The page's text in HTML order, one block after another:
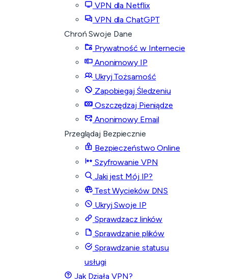
VPN dla Netflix
VPN dla ChatGPT
Chroń Swoje Dane
Prywatność w Internecie
Anonimowy IP
Ukryj Tożsamość
Zapobiegaj Śledzeniu
Oszczędzaj Pieniądze
Anonimowy Email
Przeglądaj Bezpiecznie
Bezpieczeństwo Online
Szyfrowanie VPN
Jaki jest Mój IP?
Test Wycieków DNS
Ukryj Swoje IP
Sprawdzacz linków
Sprawdzanie plików
Sprawdzanie statusu
usługi
Jak Działa VPN?